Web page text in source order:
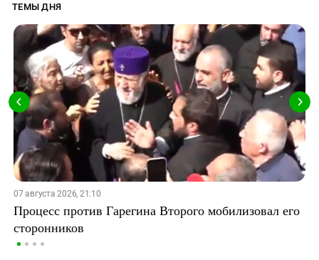
ТЕМЫ ДНЯ
07 августа 2026, 21:10
Процесс против Гарегина Второго мобилизовал его
сторонников